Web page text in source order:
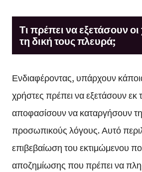
Τι πρέπει να εξετάσουν
τη δική τους πλευρά;
Ενδιαφέροντας, υπάρχουν
χρήστες πρέπει να εξετάσουν
αποφασίσουν να καταργήσουν
προσωπικούς λόγους. Αυτό
επιβεβαίωση του εκτιμώμενου
αποζημίωσης που πρέπει να